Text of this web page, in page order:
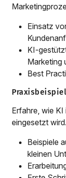
Einsatz
KI-
Marketing
Best
Erfahre, wie
eingesetzt wird.
Beispiele
kleinen